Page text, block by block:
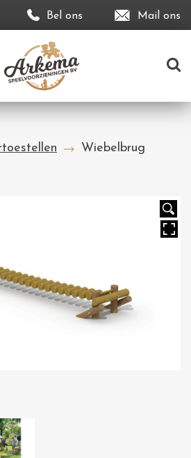
Bel ons Mail ons
Wiebelbrug